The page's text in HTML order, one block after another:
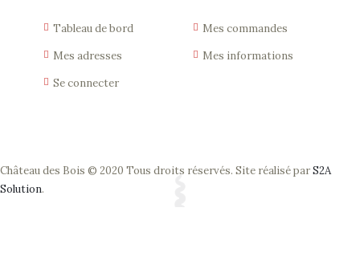
Tableau de bord
Mes commandes
Mes adresses
Mes informations
Se connecter
Château des Bois © 2020 Tous droits réservés. Site réalisé parS2A
Solution.